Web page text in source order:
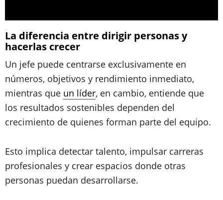
La diferencia entre dirigir personas y
hacerlas crecer
Un jefe puede centrarse exclusivamente en
números, objetivos y rendimiento inmediato,
mientras que un líder, en cambio, entiende que
los resultados sostenibles dependen del
crecimiento de quienes forman parte del equipo.
Esto implica detectar talento, impulsar carreras
profesionales y crear espacios donde otras
personas puedan desarrollarse.